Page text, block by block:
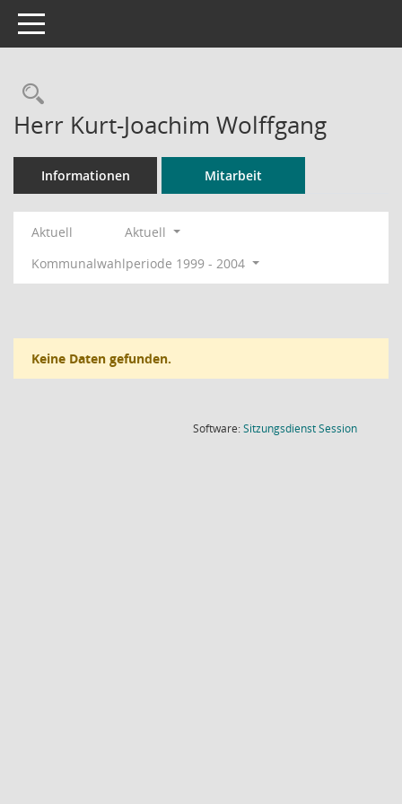
Toggle navigation
Rechercheauswahl
Herr Kurt-Joachim Wolffgang
Informationen Mitarbeit
Aktuell
Aktuell
Kommunalwahlperiode 1999 - 2004
Keine Daten gefunden.
Software:SitzungsdienstSession(Wird in